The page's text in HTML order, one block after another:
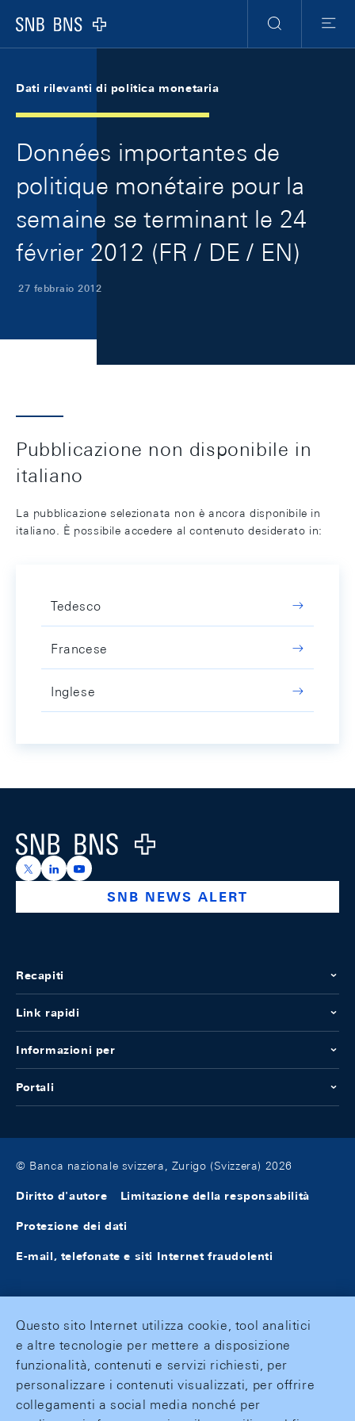
Logo
Ricerca
Menu
Dati rilevanti di politica monetaria
Données importantes de
politique monétaire pour la
semaine se terminant le 24
février 2012 (FR / DE / EN)
27 febbraio 2012
Pubblicazione non disponibile in
italiano
La pubblicazione selezionata non è ancora disponibile in
italiano. È possibile accedere al contenuto desiderato in:
Tedesco
Francese
Inglese
Logo
https://x.com/snb_bns
https://ch.linkedin.com/company/swiss-national-
https://www.youtube.com/@swissnationalbank
SNB NEWS ALERT
Recapiti
Link rapidi
Informazioni per
Portali
© Banca nazionale svizzera, Zurigo (Svizzera) 2026
Diritto d'autore Limitazione della responsabilità
Protezione dei dati
E-mail, telefonate e siti Internet fraudolenti
Questo sito Internet utilizza cookie, tool analitici
e altre tecnologie per mettere a disposizione
funzionalità, contenuti e servizi richiesti, per
personalizzare i contenuti visualizzati, per offrire
collegamenti a social media nonché per